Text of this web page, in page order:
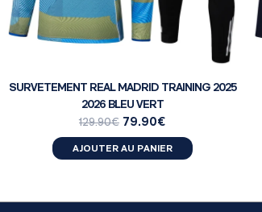
SURVETEMENT REAL MADRID TRAINING 2025
2026 BLEU VERT
129.90€ 79.90€
AJOUTER AU PANIER